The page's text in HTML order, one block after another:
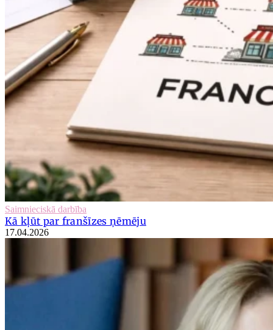
Saimnieciskā darbība
Kā kļūt par franšīzes ņēmēju
17.04.2026